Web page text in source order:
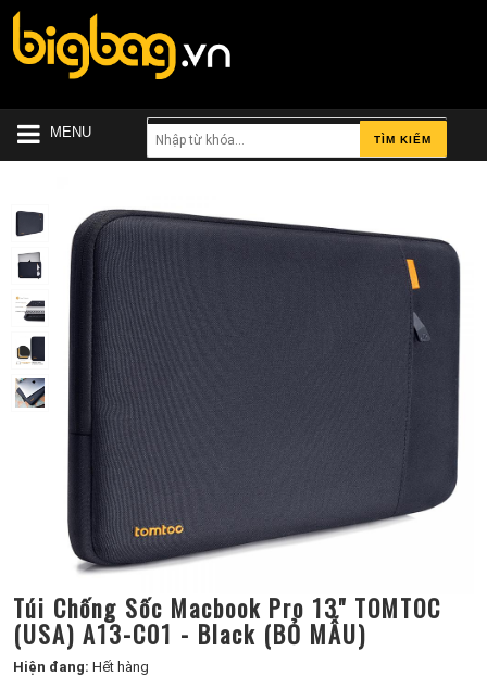
MENU TÌM KIẾM
Túi Chống Sốc Macbook Pro 13" TOMTOC
(USA) A13-C01 - Black (BỎ MẪU)
Hiện đang: Hết hàng